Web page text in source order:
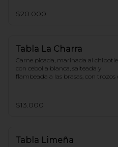
fritas caseras.
$20.000
Tabla La Charra
Carne picada, marinada al chipotle
con cebolla blanca, salteada y
flambeada a las brasas, con trozos
queso derretido. (1 ó 2 personas)
$13.000
Tabla Limeña